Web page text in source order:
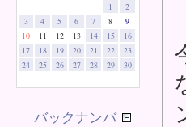
1
2
3
4 5 6 7 8
9
10
11 12 13 14 15
16
17
18 19 20 21 22
23
24
25 26 27 28 29 30
バックナンバ